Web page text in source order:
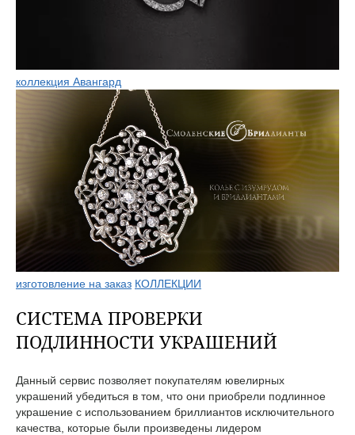
коллекция Авангард
изготовление на заказ КОЛЛЕКЦИИ
СИСТЕМА ПРОВЕРКИ
ПОДЛИННОСТИ УКРАШЕНИЙ
Данный сервис позволяет покупателям ювелирных
украшений убедиться в том, что они приобрели подлинное
украшение с использованием бриллиантов исключительного
качества, которые были произведены лидером